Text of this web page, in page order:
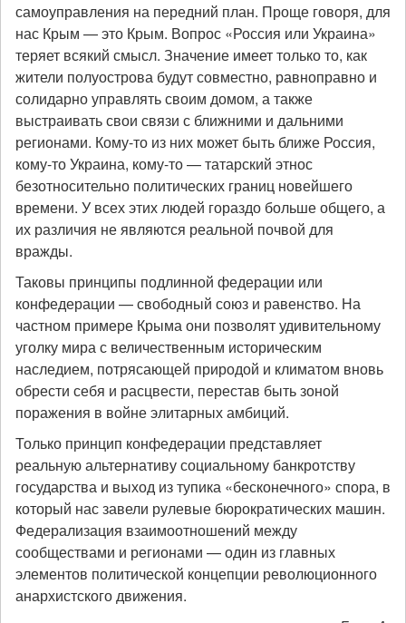
самоуправления на передний план. Проще говоря, для
нас Крым — это Крым. Вопрос «Россия или Украина»
теряет всякий смысл. Значение имеет только то, как
жители полуострова будут совместно, равноправно и
солидарно управлять своим домом, а также
выстраивать свои связи с ближними и дальними
регионами. Кому-то из них может быть ближе Россия,
кому-то Украина, кому-то — татарский этнос
безотносительно политических границ новейшего
времени. У всех этих людей гораздо больше общего, а
их различия не являются реальной почвой для
вражды.
Таковы принципы подлинной федерации или
конфедерации — свободный союз и равенство. На
частном примере Крыма они позволят удивительному
уголку мира с величественным историческим
наследием, потрясающей природой и климатом вновь
обрести себя и расцвести, перестав быть зоной
поражения в войне элитарных амбиций.
Только принцип конфедерации представляет
реальную альтернативу социальному банкротству
государства и выход из тупика «бесконечного» спора, в
который нас завели рулевые бюрократических машин.
Федерализация взаимоотношений между
сообществами и регионами — один из главных
элементов политической концепции революционного
анархистского движения.